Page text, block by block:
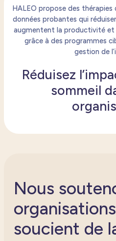
HALEO propose des
données probantes qui
augmentent la productivité et
grâce à des programmes
gestion de
Réduisez
sommeil
Nous
soucient de